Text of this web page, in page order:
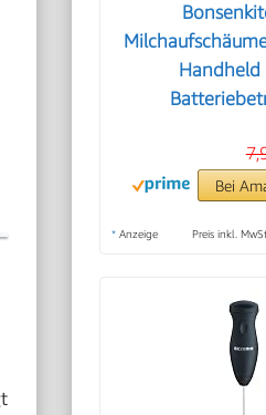
Handheld
Bei
* Anzeige Preis inkl.